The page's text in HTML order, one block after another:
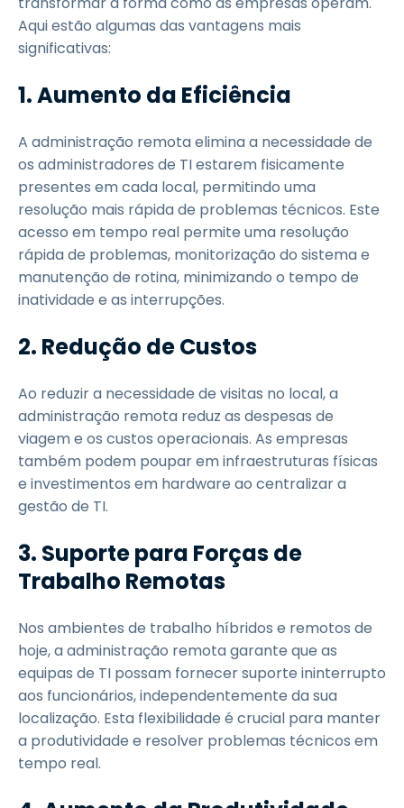
Aqui estão algumas das vantagens mais
significativas:
1. Aumento da Eficiência
A administração remota elimina a necessidade de
os administradores de TI estarem fisicamente
presentes em cada local, permitindo uma
resolução mais rápida de problemas técnicos. Este
acesso em tempo real permite uma resolução
rápida de problemas, monitorização do sistema e
manutenção de rotina, minimizando o tempo de
inatividade e as interrupções.
2. Redução de Custos
Ao reduzir a necessidade de visitas no local, a
administração remota reduz as despesas de
viagem e os custos operacionais. As empresas
também podem poupar em infraestruturas físicas
e investimentos em hardware ao centralizar a
gestão de TI.
3. Suporte para Forças de
Trabalho Remotas
Nos ambientes de trabalho híbridos e remotos de
hoje, a administração remota garante que as
equipas de TI possam fornecer suporte ininterrupto
aos funcionários, independentemente da sua
localização. Esta flexibilidade é crucial para manter
a produtividade e resolver problemas técnicos em
tempo real.